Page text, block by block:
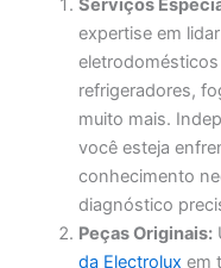
expertise em
refrigeradores,
muito mais.
você esteja
conhecimento
diagnóstico
Peças Originais:
da Electrolux em